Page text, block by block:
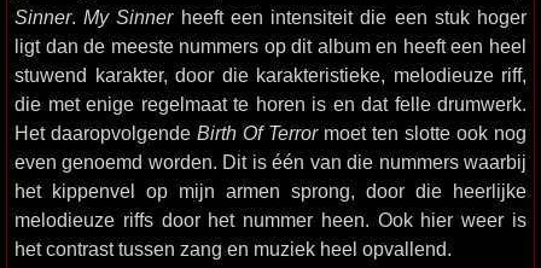
Sinner.My Sinnerheeft een intensiteit die een stuk hoger
ligt dan de meeste nummers op dit album en heeft een heel
stuwend karakter, door die karakteristieke, melodieuze riff,
die met enige regelmaat te horen is en dat felle drumwerk.
Het daaropvolgende Birth Of Terrormoet ten slotte ook nog
even genoemd worden. Dit is één van die nummers waarbij
het kippenvel op mijn armen sprong, door die heerlijke
melodieuze riffs door het nummer heen. Ook hier weer is
het contrast tussen zang en muziek heel opvallend.